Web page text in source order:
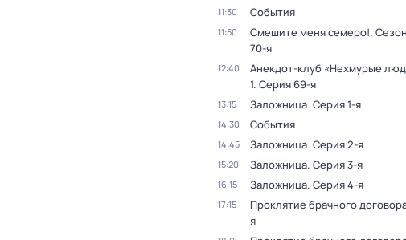
11:30 События
11:50 Смешите меня семеро!.
70-я
12:40 Анекдот-клуб «Нехмурые
1. Серия 69-я
13:15 Заложница. Серия 1-я
14:30 События
14:45 Заложница. Серия 2-я
15:20 Заложница. Серия 3-я
16:15 Заложница. Серия 4-я
17:15 Проклятие брачного
я